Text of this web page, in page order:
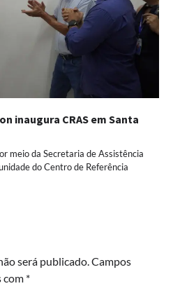
inaugura CRAS em Santa
meio da Secretaria de Assistência
do Centro de Referência
será publicado.Campos
com *